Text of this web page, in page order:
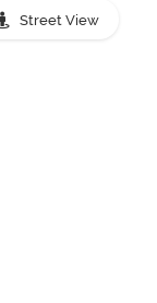
Street View